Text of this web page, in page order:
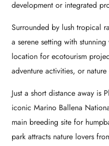
development or integrated
Surrounded by lush tropical
a serene setting with
location for ecotourism
adventure activities, or nature
Just a short distance away is
iconic Marino Ballena
main breeding site for
park attracts nature lovers